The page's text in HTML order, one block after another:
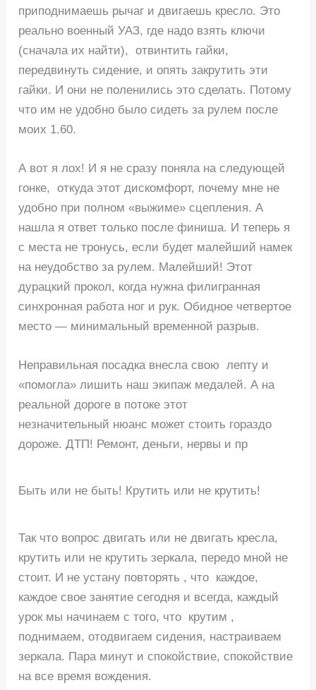
приподнимаешь рычаг и двигаешь кресло. Это
реально военный УАЗ, где надо взять ключи
(сначала их найти), отвинтить гайки,
передвинуть сидение, и опять закрутить эти
гайки. И они не поленились это сделать. Потому
что им не удобно было сидеть за рулем после
моих 1.60.
А вот я лох! И я не сразу поняла на следующей
гонке, откуда этот дискомфорт, почему мне не
удобно при полном «выжиме» сцепления. А
нашла я ответ только после финиша. И теперь я
с места не тронусь, если будет малейший намек
на неудобство за рулем. Малейший! Этот
дурацкий прокол, когда нужна филигранная
синхронная работа ног и рук. Обидное четвертое
место — минимальный временной разрыв.
Неправильная посадка внесла свою лепту и
«помогла» лишить наш экипаж медалей. А на
реальной дороге в потоке этот
незначительный нюанс может стоить гораздо
дороже. ДТП! Ремонт, деньги, нервы и пр
Быть или не быть! Крутить или не крутить!
Так что вопрос двигать или не двигать кресла,
крутить или не крутить зеркала, передо мной не
стоит. И не устану повторять , что каждое,
каждое свое занятие сегодня и всегда, каждый
урок мы начинаем с того, что крутим ,
поднимаем, отодвигаем сидения, настраиваем
зеркала. Пара минут и спокойствие, спокойствие
на все время вождения.